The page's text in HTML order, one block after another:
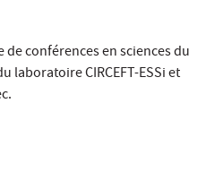
de conférences en sciences du
laboratoire CIRCEFT-ESSi et